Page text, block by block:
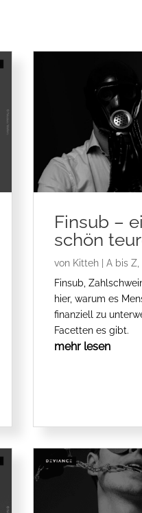
Finsub –
schön
von Kitteh |A bis Z
Finsub,
hier, warum es
finanziell zu
Facetten es gibt.
mehr lesen